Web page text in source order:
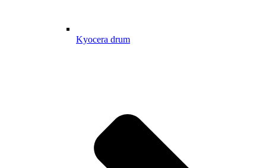
Kyocera drum